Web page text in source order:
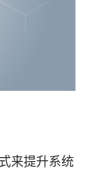
来提升系统